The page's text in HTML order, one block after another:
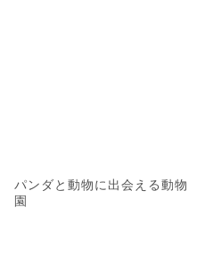
パンダと動物に出会える動物
園